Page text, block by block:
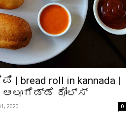
roll in kannada |
ರೋಲ್ಸ್
2020 0